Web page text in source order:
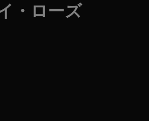
・ローズ